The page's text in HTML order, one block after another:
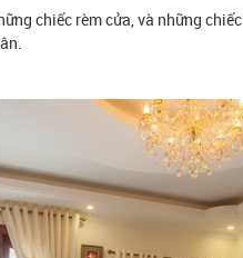
chiếc rèm cửa, và những chiếc